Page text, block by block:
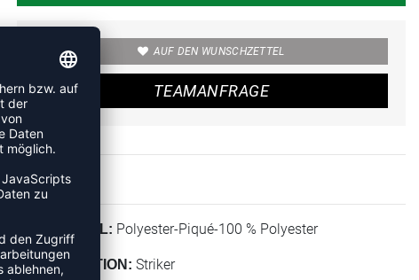
AUF DEN WUNSCHZETTEL
TEAMANFRAGE
MATERIAL: Polyester-Piqué-100 % Polyester
KOLLEKTION: Striker